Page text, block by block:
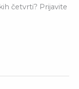
četvrti? Prijavite